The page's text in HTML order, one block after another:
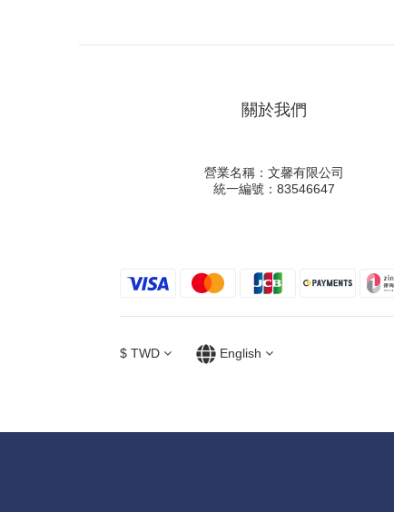
關於我們
營業名稱：文馨有限公司
統一編號：83546647
$ TWD English